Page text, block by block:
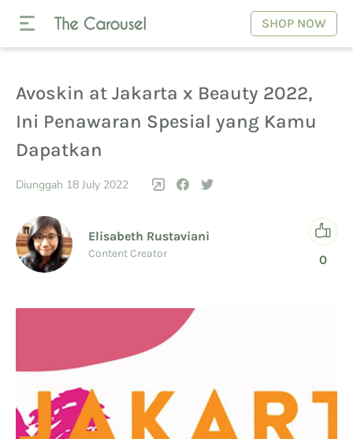
SHOP NOW
Avoskin at Jakarta x Beauty 2022,
Ini Penawaran Spesial yang Kamu
Dapatkan
Diunggah 18 July 2022
Elisabeth Rustaviani
Content Creator 0